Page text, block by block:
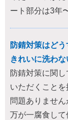
ート部分は3年
防錆対策はど
きれいに洗わ
防錆対策に関
いただくこと
問題ありませ
万が一腐食し